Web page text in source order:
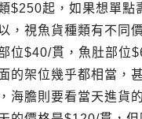
$250起，如果想單點
，視魚貨種類有不同
位$40/貫，魚肚部位
的架位幾乎都相當，
海膽則要看當天進貨